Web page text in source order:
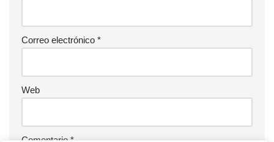
Correo electrónico *
Web